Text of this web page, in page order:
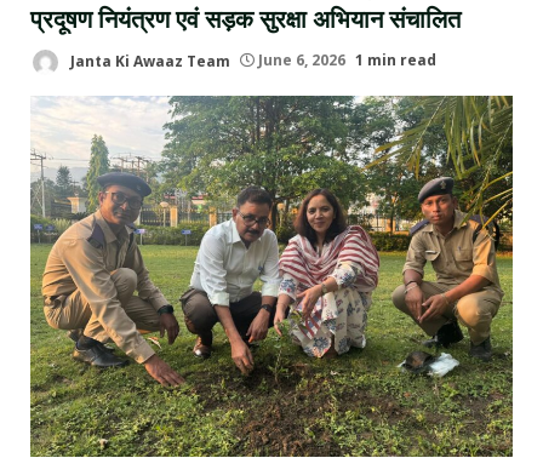
प्रदूषण नियंत्रण एवं सड़क सुरक्षा अभियान संचालित
Janta Ki Awaaz Team June 6, 2026 1 min read